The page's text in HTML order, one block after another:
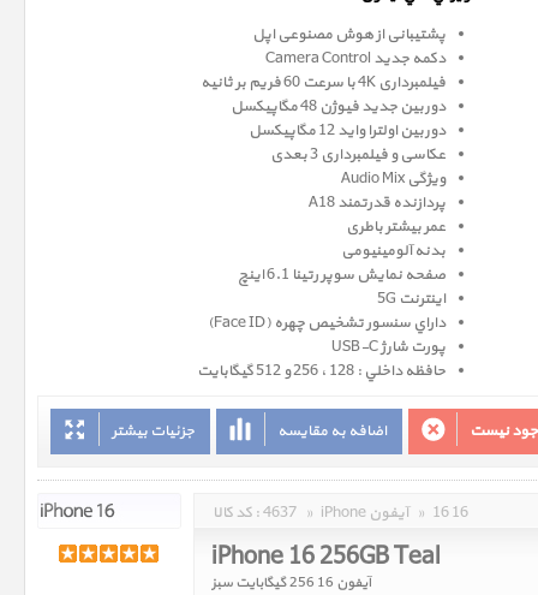
پشتیبانی از هوش مصنوعی اپل
دکمه جدید Camera Control
فیلمبرداری 4K با سرعت 60 فریم بر ثانیه
دوربین جدید فیوژن 48 مگاپیکسل
دوربین اولترا واید 12 مگاپیکسل
عکاسی و فیلمبرداری 3 بعدی
ویژگی Audio Mix
پردازنده قدرتمند A18
عمر بیشتر باطری
بدنه آلومینیومی
صفحه نمايش سوپر رتينا 6.1 اينچ
اینترنت 5G
داراي سنسور تشخيص چهره (Face ID)
پورت شارژ USB-C
حافظه داخلي : 128 ، 256 و 512 گيگابايت
جزئیات بیشتر اضافه به مقایسه نیست
کد کالا : 4637 » iPhone آیفون » 16 16
iPhone 16 256GB Teal
آیفون 16 256 گیگابایت سبز